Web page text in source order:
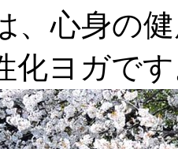
、心身の
化ヨガで